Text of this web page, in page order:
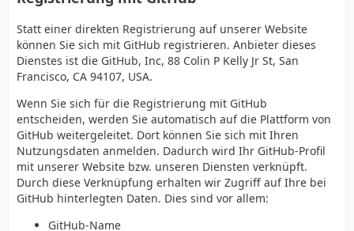
Statt einer direkten Registrierung auf unserer Website
können Sie sich mit GitHub registrieren. Anbieter dieses
Dienstes ist die GitHub, Inc, 88 Colin P Kelly Jr St, San
Francisco, CA 94107, USA.
Wenn Sie sich für die Registrierung mit GitHub
entscheiden, werden Sie automatisch auf die Plattform von
GitHub weitergeleitet. Dort können Sie sich mit Ihren
Nutzungsdaten anmelden. Dadurch wird Ihr GitHub-Profil
mit unserer Website bzw. unseren Diensten verknüpft.
Durch diese Verknüpfung erhalten wir Zugriff auf Ihre bei
GitHub hinterlegten Daten. Dies sind vor allem:
GitHub-Name